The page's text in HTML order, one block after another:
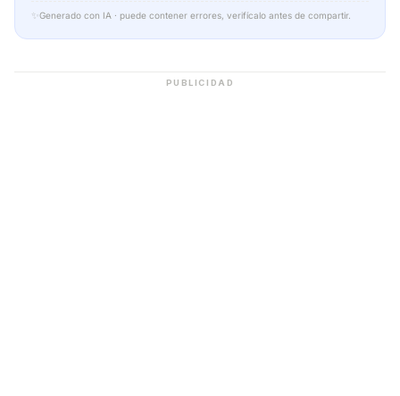
✨ Generado con IA · puede contener errores, verifícalo antes de compartir.
PUBLICIDAD